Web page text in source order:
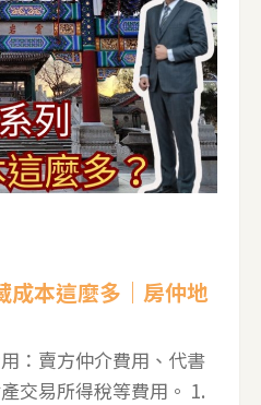
稅制。簡單來說，是以
分： &bull;新制（房地
月 1 日以後取得的房地
產交易所得稅）： 於
取得的房地產適用。 而土
每次土地所有權移轉都
了然，我們將三種稅制
下表格： 項目 房地合一
成本這麼多｜房仲地
：賣方仲介費用、代書
交易所得稅等費用。 1.